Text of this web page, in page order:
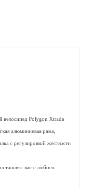
велосипед Polygon Xtrada
алюминиевая рама,
с регулировкой жесткости
вас с любого